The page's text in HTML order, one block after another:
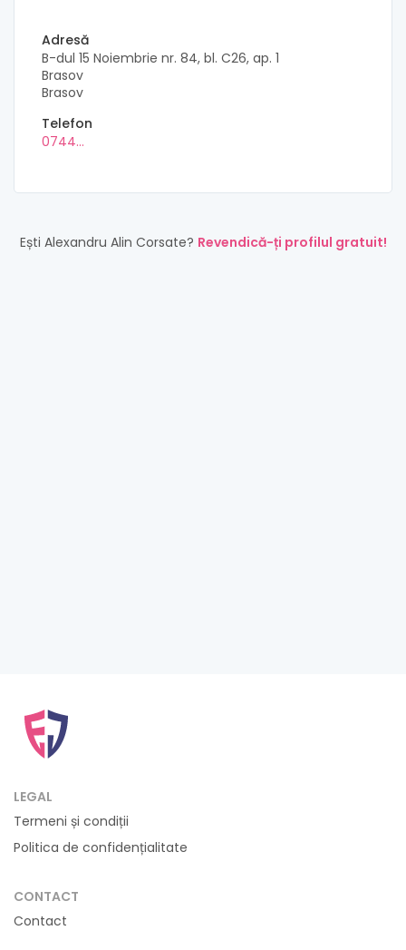
Adresă
B-dul 15 Noiembrie nr. 84, bl. C26, ap. 1
Brasov
Brasov
Telefon
0744...
Ești Alexandru Alin Corsate? Revendică-ți profilul gratuit!
LEGAL
Termeni și condiții
Politica de confidențialitate
CONTACT
Contact